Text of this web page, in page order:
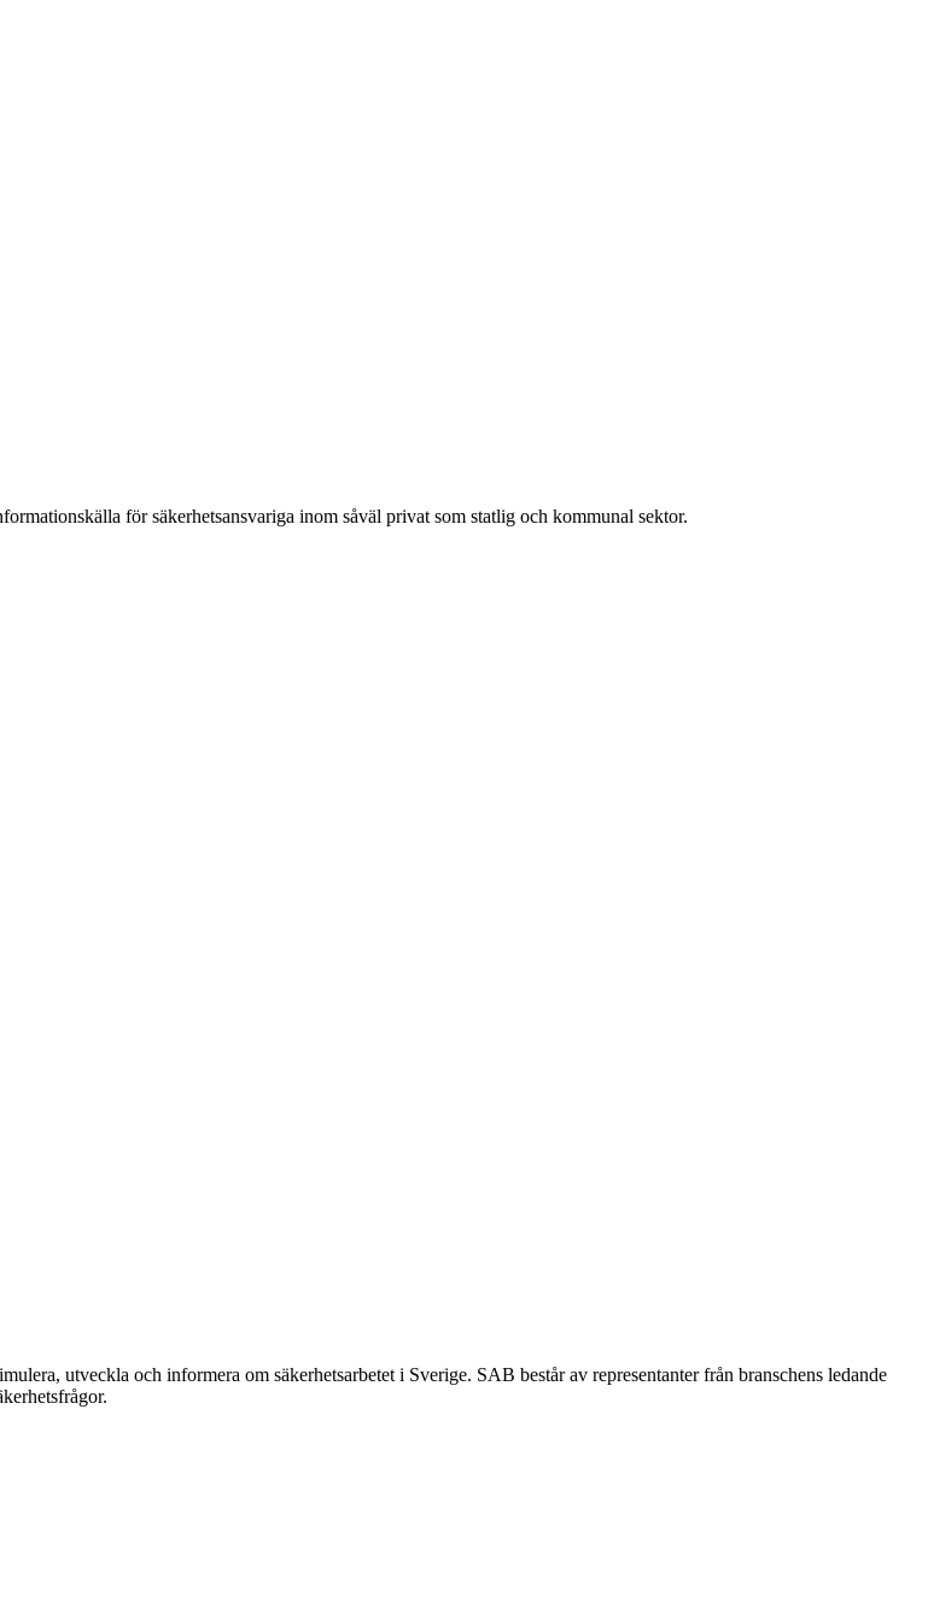
för säkerhets­ansvariga inom såväl privat som statlig och kommunal sektor.
utveckla och informera om säkerhetsarbetet i Sverige. SAB består av representanter från branschens ledande